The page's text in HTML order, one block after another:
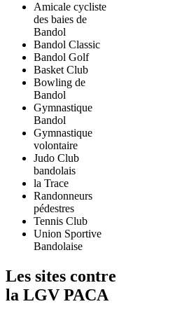
Amicale cycliste
des baies de
Bandol
Bandol Classic
Bandol Golf
Basket Club
Bowling de
Bandol
Gymnastique
Bandol
Gymnastique
volontaire
Judo Club
bandolais
la Trace
Randonneurs
pédestres
Tennis Club
Union Sportive
Bandolaise
Les sites contre
la LGV PACA